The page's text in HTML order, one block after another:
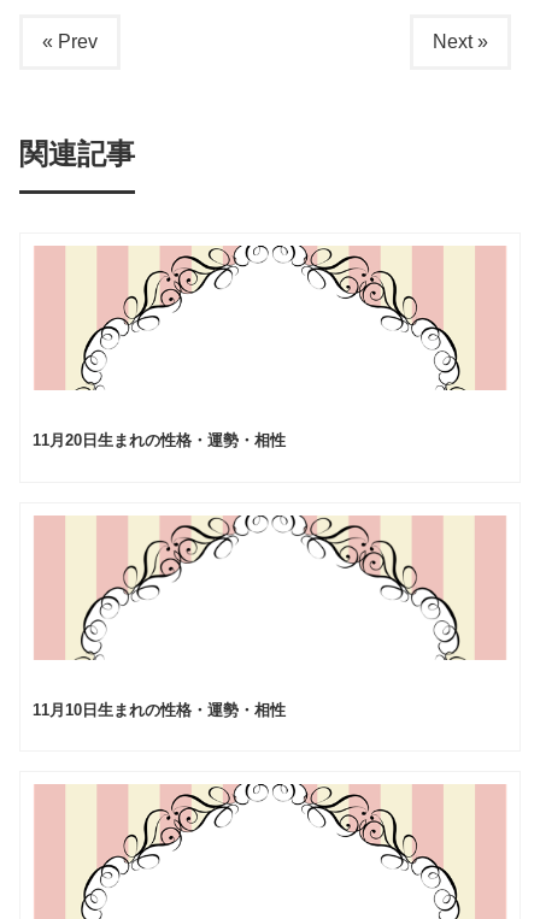
« Prev Next »
関連記事
11月20日生まれの性格・運勢・相性
11月10日生まれの性格・運勢・相性